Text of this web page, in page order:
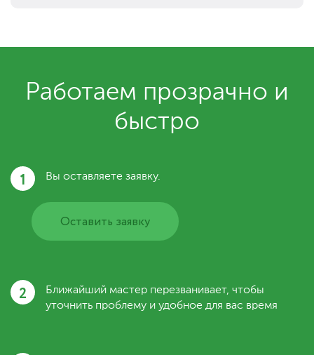
Работаем прозрачно и
быстро
1 Вы оставляете заявку.
Оставить заявку
2
Ближайший мастер перезванивает, чтобы
уточнить проблему и удобное для вас время